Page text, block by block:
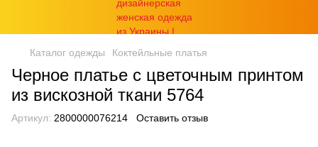
Каталог одежды Коктейльные платья
Черное платье с цветочным принтом
из вискозной ткани 5764
Артикул: 2800000076214 Оставить отзыв